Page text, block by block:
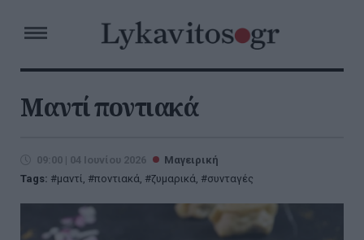
Μαντί ποντιακά
09:00 | 04 Ιουνίου 2026
Μαγειρική
Tags:
μαντί, ποντιακά, ζυμαρικά, συνταγές